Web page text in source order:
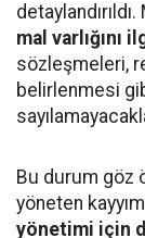
mal varlığını
sözleşmeleri,
belirlenmesi
Bu durum göz
yöneten
yönetimi için